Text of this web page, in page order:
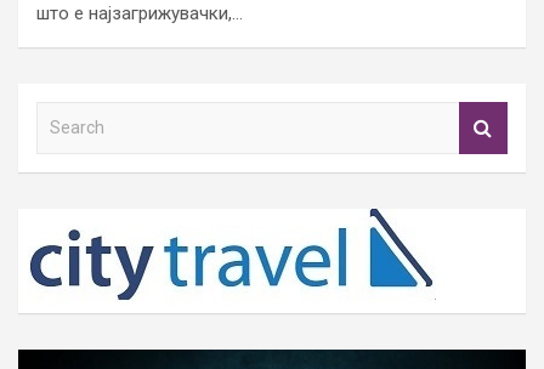
што е најзагрижувачки,…
h